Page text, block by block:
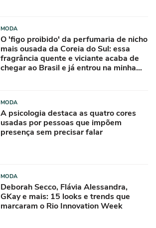
MODA
O 'figo proibido' da perfumaria de nicho
mais ousada da Coreia do Sul: essa
fragrância quente e viciante acaba de
chegar ao Brasil e já entrou na minha
MODA
A psicologia destaca as quatro cores
usadas por pessoas que impõem
presença sem precisar falar
MODA
Deborah Secco, Flávia Alessandra,
GKay e mais: 15 looks e trends que
marcaram o Rio Innovation Week